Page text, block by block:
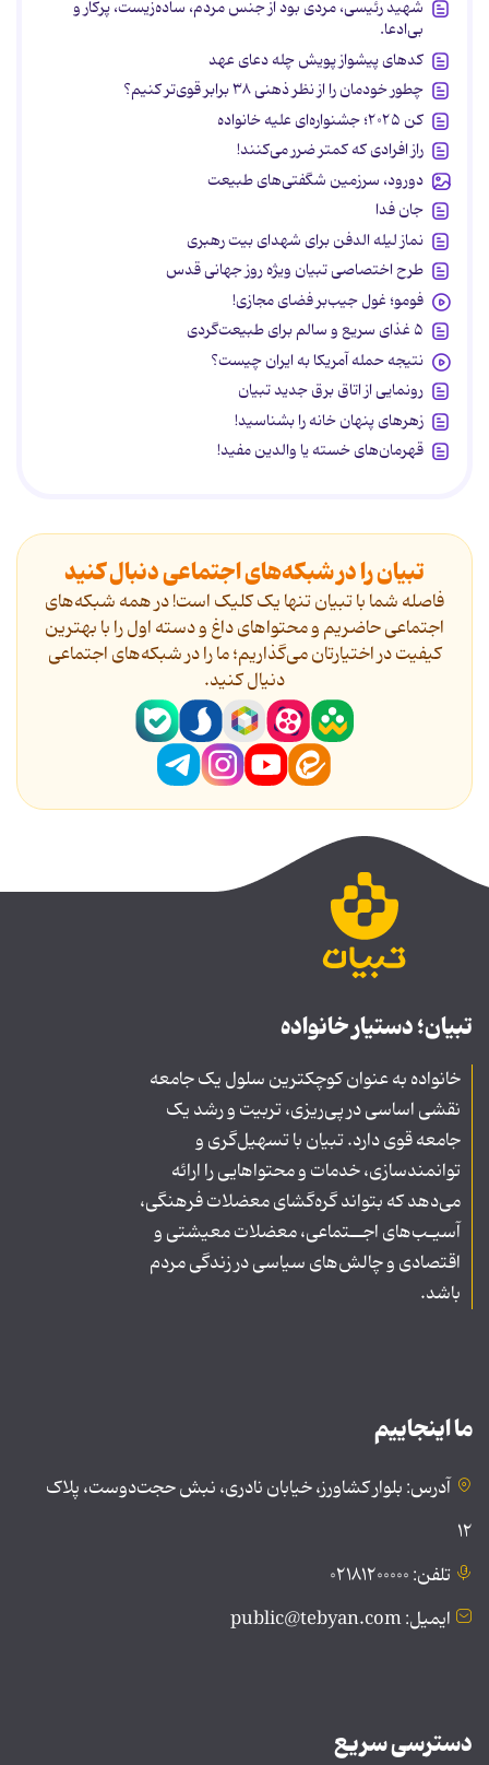
شهید رئیسی، مردی بود از جنس مردم، ساده‌زیست، پرکار و
بی‌ادعا.
کدهای پیشواز پویش چله دعای عهد
چطور خودمان را از نظر ذهنی ۳۸ برابر قوی‌تر کنیم؟
کن ۲۰۲۵؛ جشنواره‌ای علیه خانواده
راز افرادی که کمتر ضرر می‌کنند!
دورود، سرزمین شگفتی‌های طبیعت
جان فدا
نماز لیله الدفن برای شهدای بیت رهبری
طرح اختصاصی تبیان ویژه روز جهانی قدس
فومو؛ غول جیب‌بر فضای مجازی!
۵ غذای سریع و سالم برای طبیعت‌گردی
نتیجه حمله آمریکا به ایران چیست؟
رونمایی از اتاق برق جدید تبیان
زهرهای پنهان خانه را بشناسید!
قهرمان‌های خسته یا والدین مفید!
تبیان را در شبکه‌های اجتماعی دنبال کنید
فاصله شما با تبیان تنها یک کلیک است! در همه شبکه‌های
اجتماعی حاضریم و محتواهای داغ و دسته اول را با بهترین
کیفیت در اختیارتان می‌گذاریم؛ ما را در شبکه‌های اجتماعی
دنیال کنید.
تبیان؛ دستیار خانواده
خانواده به عنوان کوچکترین سلول یک جامعه
نقشی اساسی در پی‌ریزی، تربیت و رشد یک
جامعه قوی دارد. تبیان با تسهیل‌گری و
توانمندسازی، خدمات و محتواهایی را ارائه
می‌دهد که بتواند گره‌گشای معضلات فرهنگی،
آسیـب‌های اجــتماعی، معضلات معیشتی و
اقتصادی و چالش‌های سیاسی در زندگی مردم
باشد.
ما اینجاییم
آدرس: بلوار کشاورز، خیابان نادری، نبش حجت‌دوست، پلاک
۱۲
تلفن: ۰۲۱۸۱۲۰۰۰۰۰
ایمیل: public@tebyan.com
دسترسی سریع